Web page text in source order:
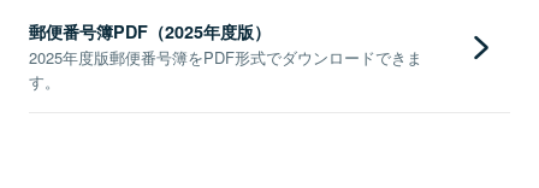
郵便番号簿PDF（2025年度版）
2025年度版郵便番号簿をPDF形式でダウンロードできま
す。